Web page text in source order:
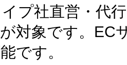
プ社直営・代
対象です。EC
です。